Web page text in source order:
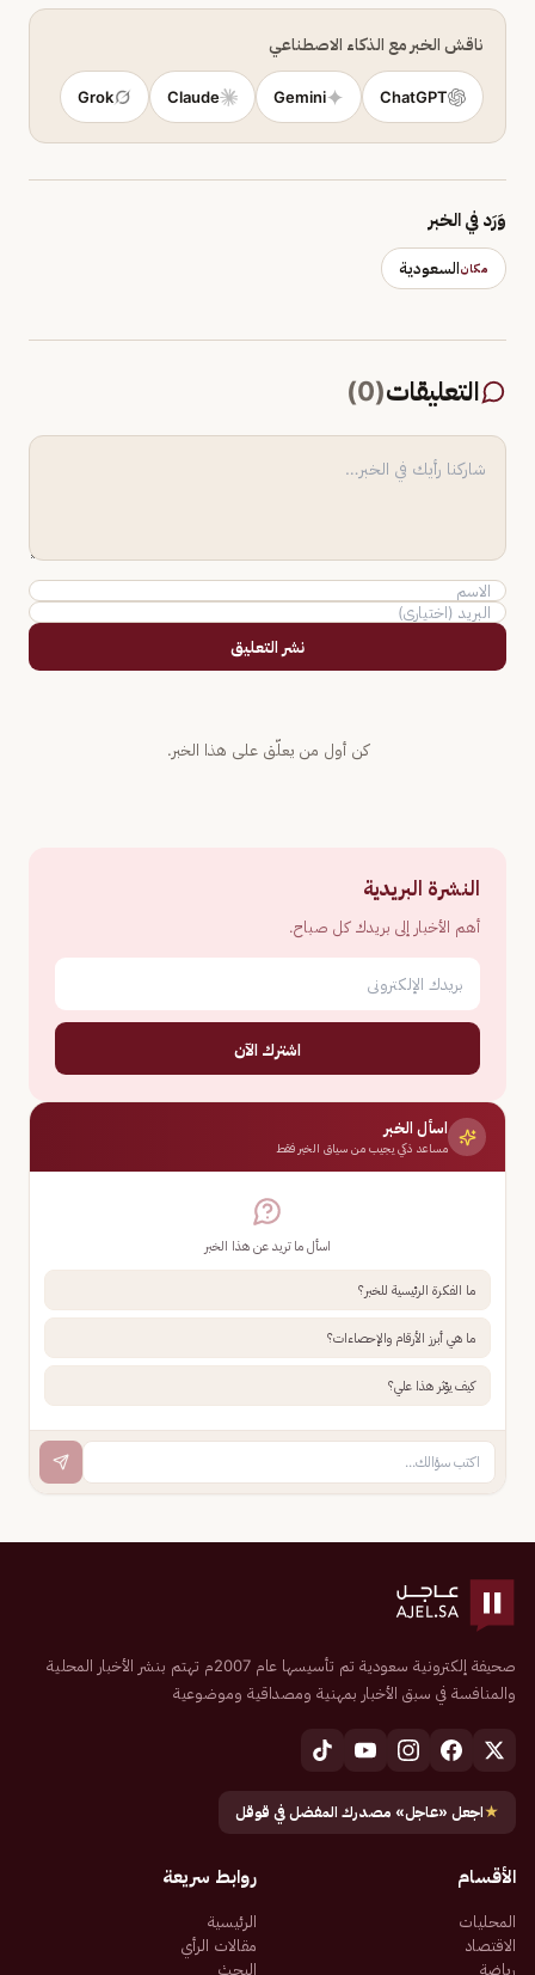
ناقش الخبر مع الذكاء الاصطناعي
ChatGPT
Gemini
Claude
Grok
وَرَد في الخبر
مكانالسعودية
التعليقات(
0
)
نشر التعليق
كن أول من يعلّق على هذا الخبر.
النشرة البريدية
أهم الأخبار إلى بريدك كل صباح.
اشترك الآن
اسأل الخبر
مساعد ذكي يجيب من سياق الخبر فقط
اسأل ما تريد عن هذا الخبر
ما الفكرة الرئيسية للخبر؟
ما هي أبرز الأرقام والإحصاءات؟
كيف يؤثر هذا علي؟
صحيفة إلكترونية سعودية تم تأسيسها عام 2007م تهتم بنشر الأخبار المحلية
والمنافسة في سبق الأخبار بمهنية ومصداقية وموضوعية
★اجعل «عاجل» مصدرك المفضل في قوقل
الأقسام
المحليات
الاقتصاد
رياضة
روابط سريعة
الرئيسية
مقالات الرأي
البحث